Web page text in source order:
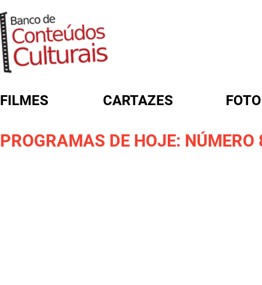
FILMES CARTAZES
PROGRAMAS DE HOJE: NÚMERO
FORMULÁRIO DE BUSCA